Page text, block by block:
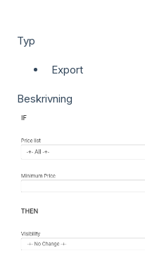
Typ
Export
Beskrivning